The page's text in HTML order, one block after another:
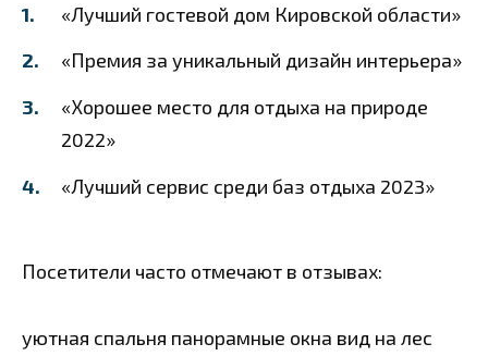
«Лучший гостевой дом Кировской области»
«Премия за уникальный дизайн интерьера»
«Хорошее место для отдыха на природе
2022»
«Лучший сервис среди баз отдыха 2023»
Посетители часто отмечают в отзывах:
уютная спальня панорамные окна вид на лес